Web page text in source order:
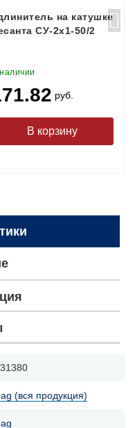
на катушке
СУ-2х1-50/2
руб.
(вся продукция)